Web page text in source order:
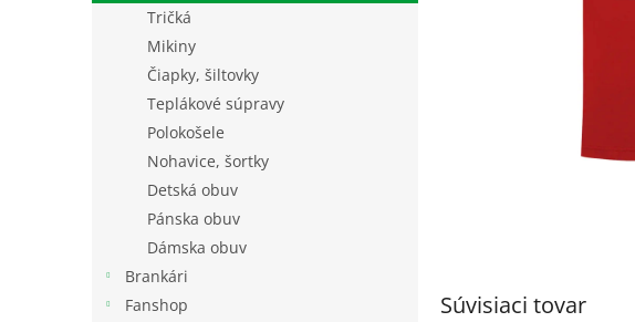
Tričká
Mikiny
Čiapky, šiltovky
Teplákové súpravy
Polokošele
Nohavice, šortky
Detská obuv
Pánska obuv
Dámska obuv
Brankári
Fanshop
Súvisiaci tovar